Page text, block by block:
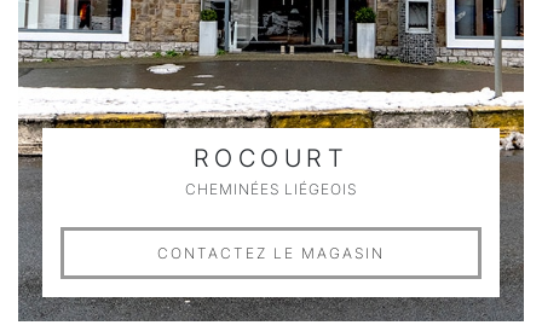
ROCOURT
CHEMINÉES LIÉGEOIS
CONTACTEZ LE MAGASIN